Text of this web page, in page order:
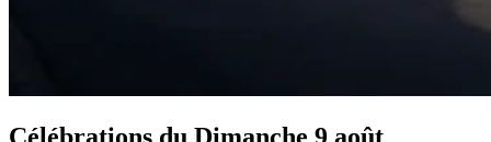
Célébrations du Dimanche 9 août